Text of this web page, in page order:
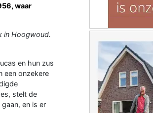
waar
in Hoogwoud.
en hun zus
een onzekere
stelt de
en is er